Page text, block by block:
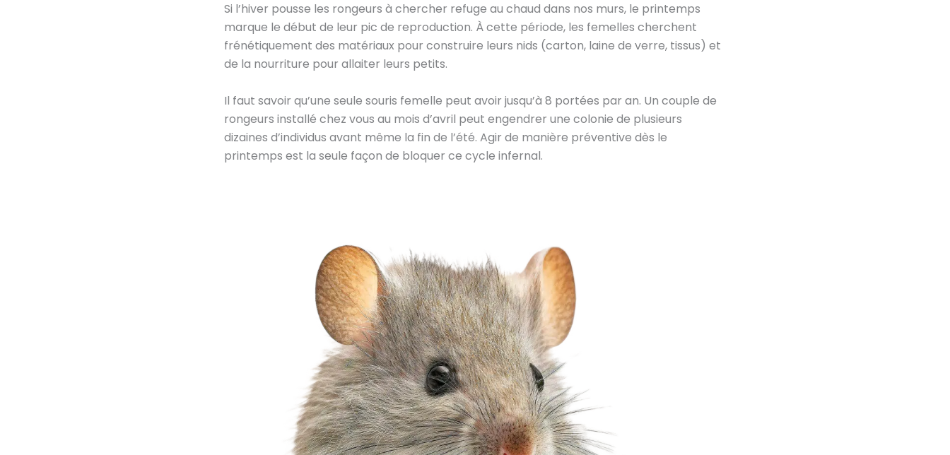
Si l’hiver pousse les rongeurs à chercher refuge au chaud dans nos murs, le printemps
marque le début de leur pic de reproduction. À cette période, les femelles cherchent
frénétiquement des matériaux pour construire leurs nids (carton, laine de verre, tissus) et
de la nourriture pour allaiter leurs petits.
Il faut savoir qu’une seule souris femelle peut avoir jusqu’à 8 portées par an. Un couple de
rongeurs installé chez vous au mois d’avril peut engendrer une colonie de plusieurs
dizaines d’individus avant même la fin de l’été. Agir de manière préventive dès le
printemps est la seule façon de bloquer ce cycle infernal.